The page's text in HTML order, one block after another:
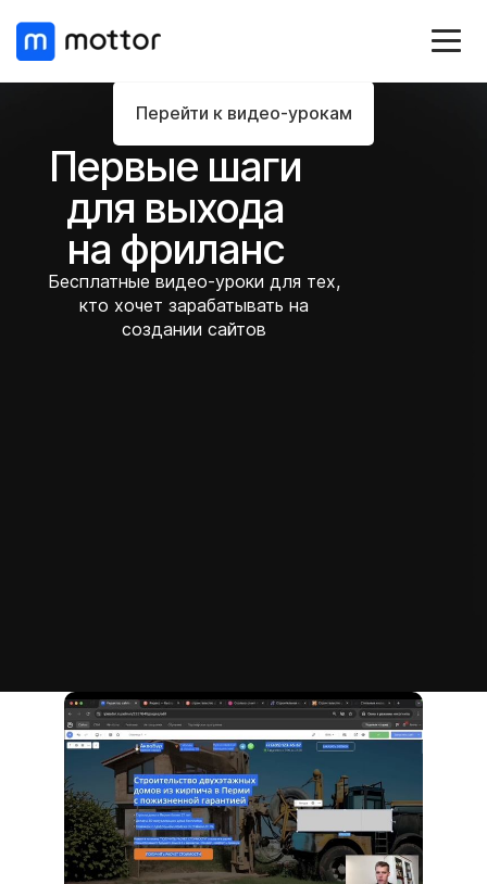
Перейти к видео-урокам
Первые шаги
для выхода
на фриланс
Бесплатные видео-уроки для тех,
кто хочет зарабатывать на
создании сайтов